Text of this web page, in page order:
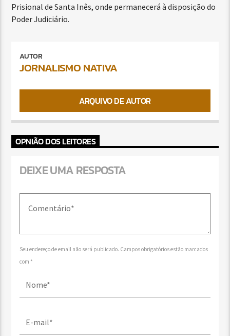
Prisional de Santa Inês, onde permanecerá à disposição do
Poder Judiciário.
AUTOR
JORNALISMO NATIVA
ARQUIVO DE AUTOR
OPNIÃO DOS LEITORES
DEIXE UMA RESPOSTA
Seu endereço de email não será publicado. Campos obrigatórios estão marcados
com *